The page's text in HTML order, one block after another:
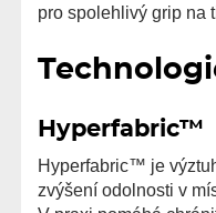
pro spolehlivý grip na
Hyperfabric™
Hyperfabric™ je
zvýšení odolnosti v